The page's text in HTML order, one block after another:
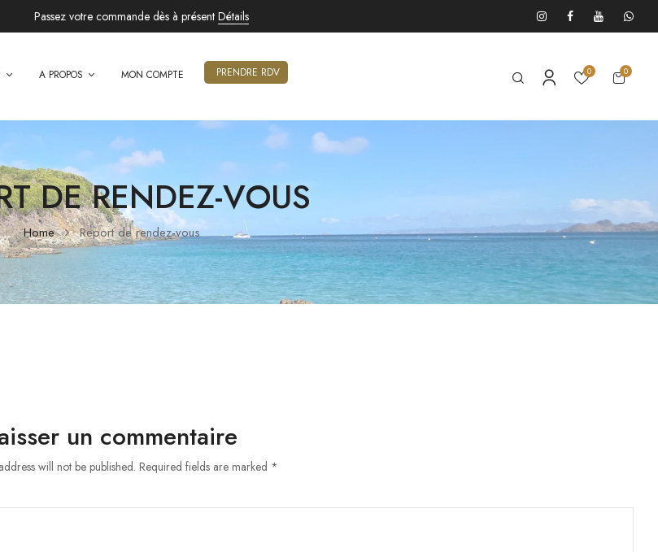
Passez votre commande dès à présent Détails
A PROPOS MON COMPTE PRENDRE RDV 0 0
DE RENDEZ-VOUS
Home Report de rendez-vous
un commentaire
will not be published. Required fields are marked *